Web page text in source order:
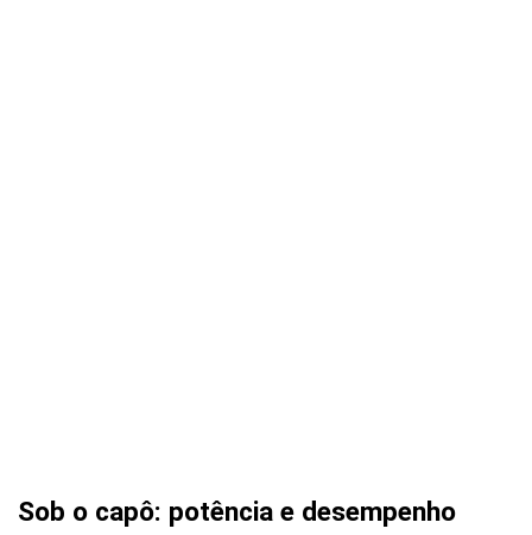
Sob o capô: potência e desempenho